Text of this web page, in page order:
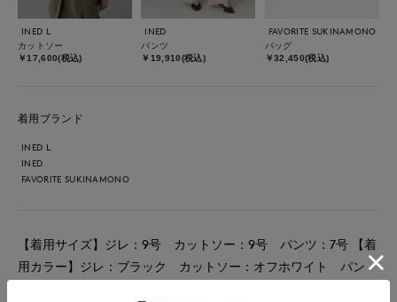
INED L
カットソー
￥17,600(税込)
INED
パンツ
￥19,910(税込)
FAVORITE SUKINAMONO
バッグ
￥32,450(税込)
着用ブランド
INED L
INED
FAVORITE SUKINAMONO
【着用サイズ】ジレ：9号 カットソー：9号 パンツ：7号 【着
用カラー】ジレ：ブラック カットソー：オフホワイト パン